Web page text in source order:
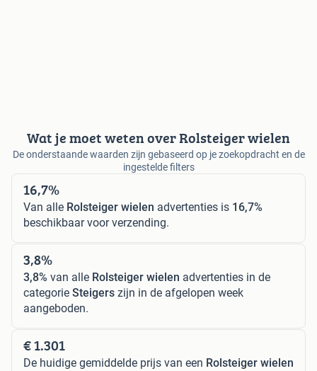
Wat je moet weten over Rolsteiger wielen
De onderstaande waarden zijn gebaseerd op je zoekopdracht en de
ingestelde filters
16,7%
Van alle Rolsteiger wielen advertenties is 16,7%
beschikbaar voor verzending.
3,8%
3,8% van alle Rolsteiger wielen advertenties in de
categorie Steigers zijn in de afgelopen week
aangeboden.
€ 1.301
De huidige gemiddelde prijs van een Rolsteiger wielen